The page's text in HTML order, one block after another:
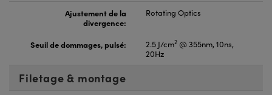
Ajustement de la
divergence:
Rotating Optics
Seuil de dommages, pulsé: 2.5 J/cm2 @ 355nm, 10ns,
20Hz
Filetage & montage